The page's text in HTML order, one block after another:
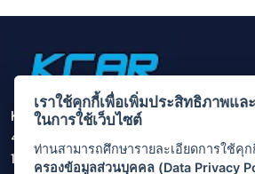
Krungthai Carrent & Lease Plc.
455/1 Rama 3 Rd,Bang Khlo, Bang Kho
10120
เราใช้คุกกี้เพื่อเพิ่มประสิทธิภาพแ
ในการใช้เว็บไซต์
ท่านสามารถศึกษารายละเอียดการใช้คุ
ครองข้อมูลส่วนบุคคล (Data Privacy